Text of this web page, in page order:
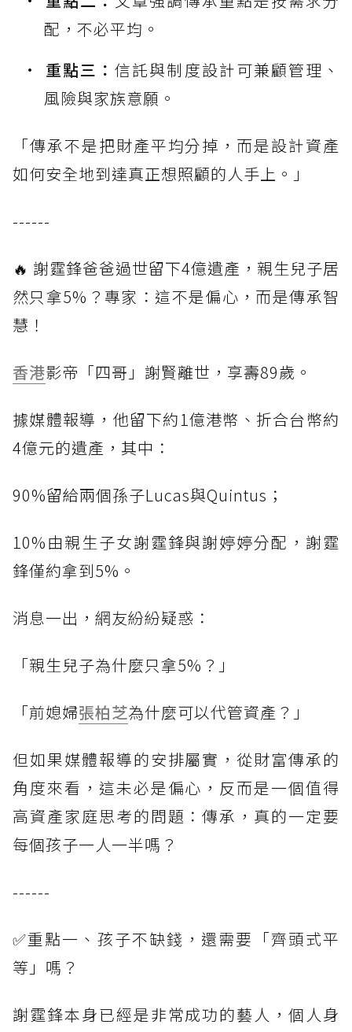
配，不必平均。
重點三：信託與制度設計可兼顧管理、
風險與家族意願。
「傳承不是把財產平均分掉，而是設計資產
如何安全地到達真正想照顧的人手上。」
------
🔥 謝霆鋒爸爸過世留下4億遺產，親生兒子居
然只拿5%？專家：這不是偏心，而是傳承智
慧！
香港影帝「四哥」謝賢離世，享壽89歲。
據媒體報導，他留下約1億港幣、折合台幣約
4億元的遺產，其中：
90%留給兩個孫子Lucas與Quintus；
10%由親生子女謝霆鋒與謝婷婷分配，謝霆
鋒僅約拿到5%。
消息一出，網友紛紛疑惑：
「親生兒子為什麼只拿5%？」
「前媳婦張柏芝為什麼可以代管資產？」
但如果媒體報導的安排屬實，從財富傳承的
角度來看，這未必是偏心，反而是一個值得
高資產家庭思考的問題：傳承，真的一定要
每個孩子一人一半嗎？
------
✅重點一、孩子不缺錢，還需要「齊頭式平
等」嗎？
謝霆鋒本身已經是非常成功的藝人，個人身